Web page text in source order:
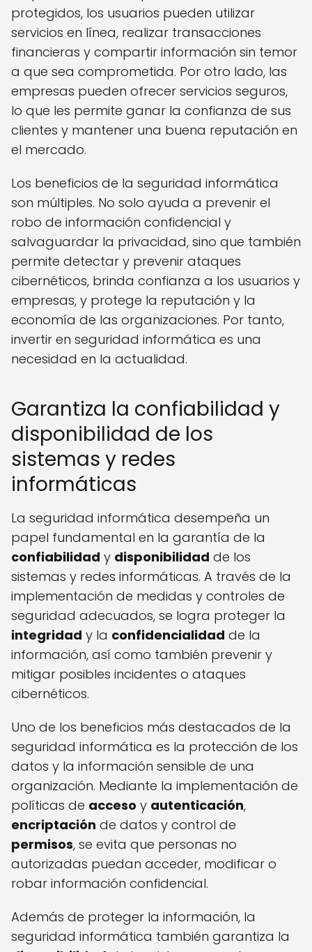
protegidos, los usuarios pueden utilizar
servicios en línea, realizar transacciones
financieras y compartir información sin temor
a que sea comprometida. Por otro lado, las
empresas pueden ofrecer servicios seguros,
lo que les permite ganar la confianza de sus
clientes y mantener una buena reputación en
el mercado.
Los beneficios de la seguridad informática
son múltiples. No solo ayuda a prevenir el
robo de información confidencial y
salvaguardar la privacidad, sino que también
permite detectar y prevenir ataques
cibernéticos, brinda confianza a los usuarios y
empresas, y protege la reputación y la
economía de las organizaciones. Por tanto,
invertir en seguridad informática es una
necesidad en la actualidad.
Garantiza la confiabilidad y
disponibilidad de los
sistemas y redes
informáticas
La seguridad informática desempeña un
papel fundamental en la garantía de la
confiabilidad y disponibilidad de los
sistemas y redes informáticas. A través de la
implementación de medidas y controles de
seguridad adecuados, se logra proteger la
integridad y la confidencialidad de la
información, así como también prevenir y
mitigar posibles incidentes o ataques
cibernéticos.
Uno de los beneficios más destacados de la
seguridad informática es la protección de los
datos y la información sensible de una
organización. Mediante la implementación de
políticas de acceso y autenticación,
encriptación de datos y control de
permisos, se evita que personas no
autorizadas puedan acceder, modificar o
robar información confidencial.
Además de proteger la información, la
seguridad informática también garantiza la